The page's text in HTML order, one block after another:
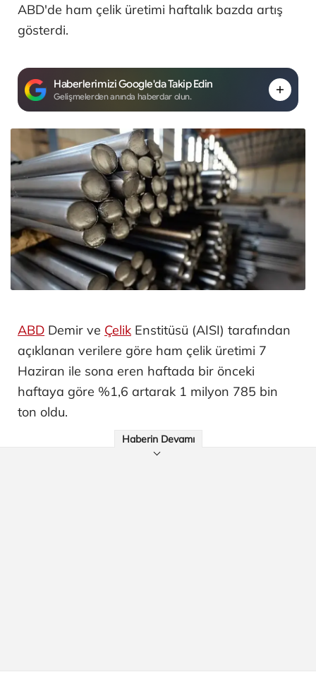
ABD'de ham çelik üretimi haftalık bazda artış
gösterdi.
Haberlerimizi Google'da Takip Edin
Gelişmelerden anında haberdar olun.
ABD Demir ve Çelik Enstitüsü (AISI) tarafından
açıklanan verilere göre ham çelik üretimi 7
Haziran ile sona eren haftada bir önceki
haftaya göre %1,6 artarak 1 milyon 785 bin
ton oldu.
Haberin Devamı